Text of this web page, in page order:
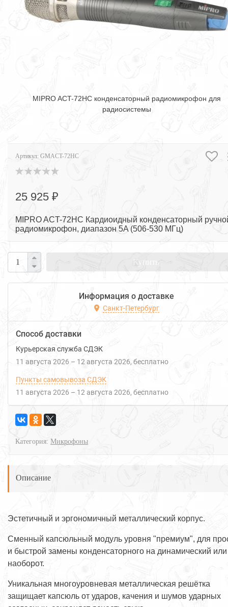
MIPRO ACT-72HC конденсаторный радиомикрофон для
радиосистемы
Артикул: GMACT-72HC
25 925 ₽
MIPRO ACT-72HC Кардиоидный конденсаторный
радиомикрофон, диапазон 5A (506-530 МГц)
Купить
Информация о доставке
Санкт-Петербург
Способ доставки
Курьерская служба СДЭК
11 августа 2026 – 12 августа 2026 Бесплатно
Пункты самовывоза СДЭК
11 августа 2026 – 12 августа 2026 Бесплатно
Категория: Микрофоны
Описание
Эстетичный и эргономичный металлический корпус.
Сменный капсюльный модуль уровня "премиум", для
и быстрой замены конденсаторного на динамический или
наоборот.
Уникальная многоуровневая металлическая решётка
защищает капсюль от ударов, качения и шумов ударных